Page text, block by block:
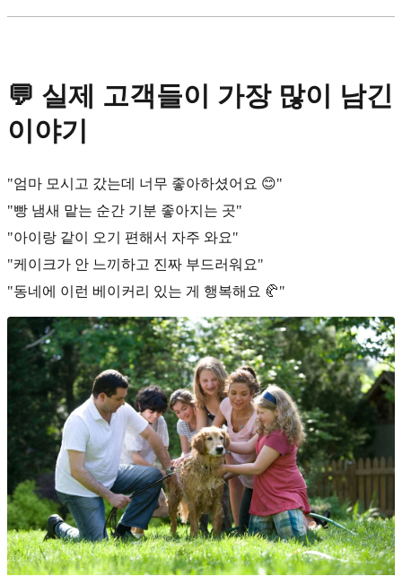
💬 실제 고객들이 가장 많이 남긴
이야기
"엄마 모시고 갔는데 너무 좋아하셨어요 😊"
"빵 냄새 맡는 순간 기분 좋아지는 곳"
"아이랑 같이 오기 편해서 자주 와요"
"케이크가 안 느끼하고 진짜 부드러워요"
"동네에 이런 베이커리 있는 게 행복해요 🥐"